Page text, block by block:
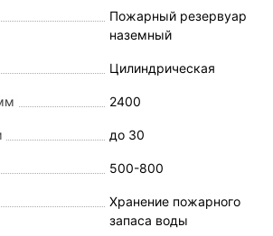
Пожарный резервуар
наземный
Цилиндрическая
2400
до 30
500-800
Хранение пожарного
запаса воды